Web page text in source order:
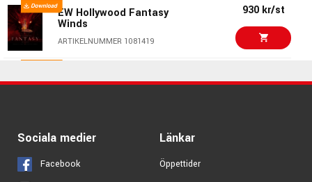
ARTIKELNUMMER 1081137
EW Symphonic Choirs
Platinum Plus
1400 kr/st
EW Hollywood Fantasy
Winds
ARTIKELNUMMER 1081419
930 kr/st
Spectrasonics
Omnisphere V3 from
ARTIKELNUMMER 1045666
Sociala medier
Facebook
Länkar
Öppettider